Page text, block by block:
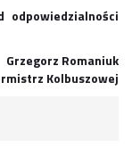
odpowiedzialności
Grzegorz Romaniuk
Kolbuszowej